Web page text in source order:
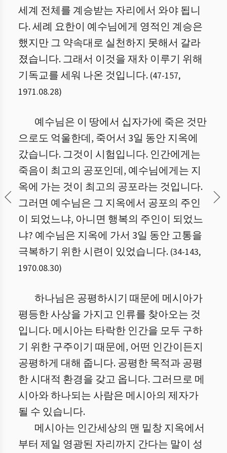
세계 전체를 계승받는 자리에서 와야 됩니
다. 세례 요한이 예수님에게 영적인 계승은
했지만 그 약속대로 실천하지 못해서 갈라
졌습니다. 그래서 이것을 재차 이루기 위해
기독교를 세워 나온 것입니다. (47-157,
1971.08.28)
예수님은 이 땅에서 십자가에 죽은 것만
으로도 억울한데, 죽어서 3일 동안 지옥에
갔습니다. 그것이 시험입니다. 인간에게는
죽음이 최고의 공포인데, 예수님에게는 지
옥에 가는 것이 최고의 공포라는 것입니다.
그러면 예수님은 그 지옥에서 공포의 주인
이 되었느냐, 아니면 행복의 주인이 되었느
냐? 예수님은 지옥에 가서 3일 동안 고통을
극복하기 위한 시련이 있었습니다. (34-143,
1970.08.30)
하나님은 공평하시기 때문에 메시아가
평등한 사상을 가지고 인류를 찾아오는 것
입니다. 메시아는 타락한 인간을 모두 구하
기 위한 구주이기 때문에, 어떤 인간이든지
공평하게 대해 줍니다. 공평한 목적과 공평
한 시대적 환경을 갖고 옵니다. 그러므로 메
시아와 하나되는 사람은 메시아의 제자가
될 수 있습니다.
메시아는 인간세상의 맨 밑창 지옥에서
부터 제일 영광된 자리까지 간다는 말이 성